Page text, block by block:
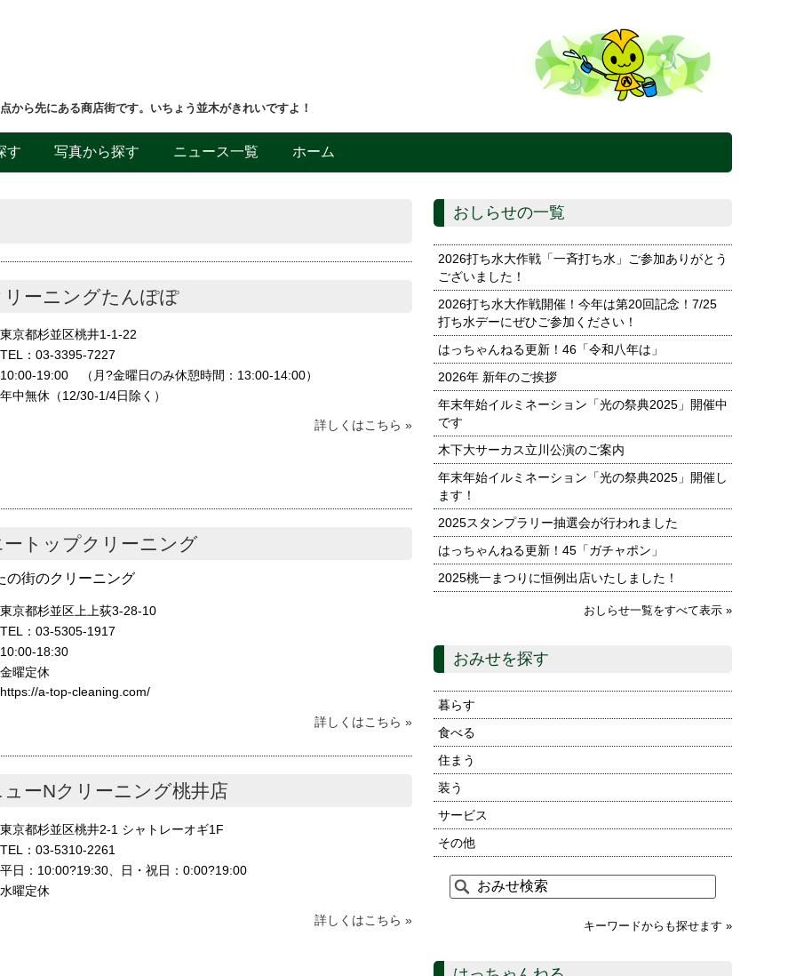
から先にある商店街です。いちょう並木がきれいですよ！
す 写真から探す ニュース一覧 ホーム
リーニングたんぽぽ
東京都杉並区桃井1-1-22
TEL：03-3395-7227
10:00-19:00 （月?金曜日のみ休憩時間：13:00-14:00）
年中無休（12/30-1/4日除く）
詳しくはこちら »
ートップクリーニング
の街のクリーニング
東京都杉並区上上荻3-28-10
TEL：03-5305-1917
10:00-18:30
金曜定休
https://a-top-cleaning.com/
詳しくはこちら »
ューNクリーニング桃井店
東京都杉並区桃井2-1 シャトレーオギ1F
TEL：03-5310-2261
平日：10:00?19:30、日・祝日：0:00?19:00
水曜定休
詳しくはこちら »
おしらせの一覧
2026打ち水大作戦「一斉打ち水」ご参加ありがとう
ございました！
2026打ち水大作戦開催！今年は第20回記念！7/25
打ち水デーにぜひご参加ください！
はっちゃんねる更新！46「令和八年は」
2026年 新年のご挨拶
年末年始イルミネーション「光の祭典2025」開催中
です
木下大サーカス立川公演のご案内
年末年始イルミネーション「光の祭典2025」開催し
ます！
2025スタンプラリー抽選会が行われました
はっちゃんねる更新！45「ガチャポン」
2025桃一まつりに恒例出店いたしました！
おしらせ一覧をすべて表示 »
おみせを探す
暮らす
食べる
住まう
装う
サービス
その他
キーワードからも探せます »